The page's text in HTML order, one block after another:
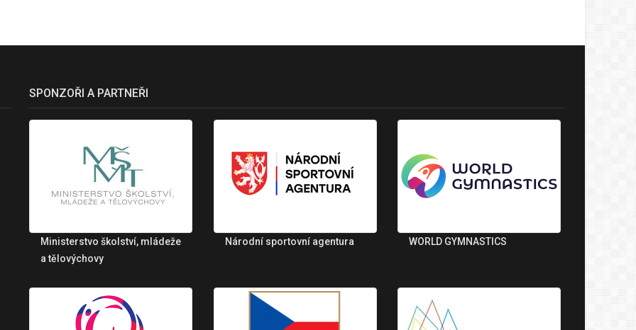
SPONZOŘI A PARTNEŘI
Ministerstvo školství, mládeže
a tělovýchovy
Národní sportovní agentura WORLD GYMNASTICS